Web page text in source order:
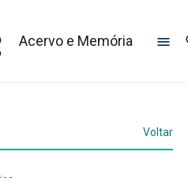
Acervo e Memória
Voltar